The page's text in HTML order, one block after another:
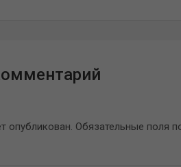
опубликован. Обязательные поля